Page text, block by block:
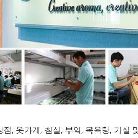
점, 옷가게, 침실, 부엌, 목욕탕, 거실